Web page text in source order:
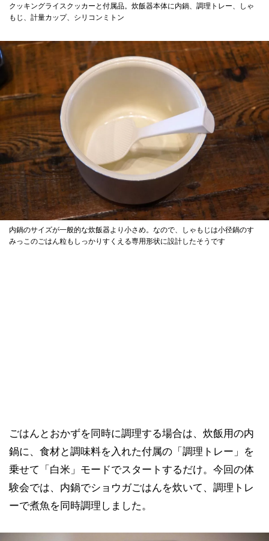
クッキングライスクッカーと付属品。炊飯器本体に内鍋、調理トレー、しゃ
もじ、計量カップ、シリコンミトン
内鍋のサイズが一般的な炊飯器より小さめ。なので、しゃもじは小径鍋のす
みっこのごはん粒もしっかりすくえる専用形状に設計したそうです
ごはんとおかずを同時に調理する場合は、炊飯用の内
鍋に、食材と調味料を入れた付属の「調理トレー」を
乗せて「白米」モードでスタートするだけ。今回の体
験会では、内鍋でショウガごはんを炊いて、調理トレ
ーで煮魚を同時調理しました。